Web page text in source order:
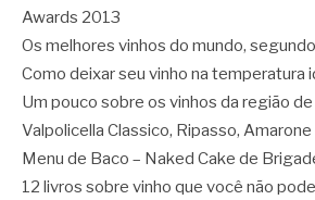
Awards 2013
Os melhores vinhos do mundo,
Como deixar seu vinho na temperatura
Um pouco sobre os vinhos da região de
Valpolicella Classico, Ripasso,
Menu de Baco – Naked Cake de
12 livros sobre vinho que você não